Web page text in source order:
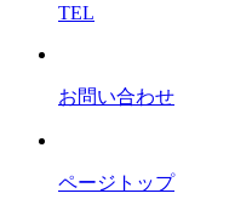
TEL
お問い合わせ
ページトップ